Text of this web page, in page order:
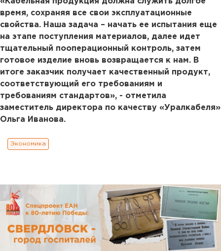
время, сохраняя все свои эксплуатационные
свойства. Наша задача – начать ее испытания еще
на этапе поступления материалов, далее идет
тщательный пооперационный контроль, затем
готовое изделие вновь возвращается к нам. В
итоге заказчик получает качественный продукт,
соответствующий его требованиям и
требованиям стандартов», - отметила
заместитель директора по качеству «Уралкабеля»
Ольга Иванова.
Экономика